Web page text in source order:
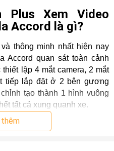
Plus Xem Video
Accord là gì?
thông minh nhất hiện nay
Accord quan sát toàn cảnh
lập 4 mắt camera, 2 mắt
tiếp lắp đặt ở 2 bên gương
tạo thành 1 hình vuông
tất cả xung quanh xe.